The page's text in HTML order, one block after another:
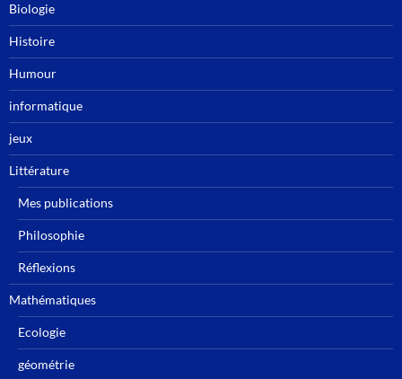
Biologie
Histoire
Humour
informatique
jeux
Littérature
Mes publications
Philosophie
Réflexions
Mathématiques
Ecologie
géométrie